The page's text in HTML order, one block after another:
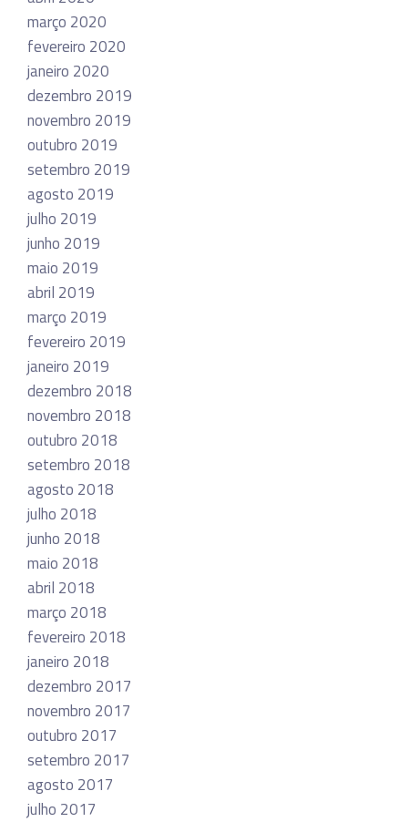
março 2020
fevereiro 2020
janeiro 2020
dezembro 2019
novembro 2019
outubro 2019
setembro 2019
agosto 2019
julho 2019
junho 2019
maio 2019
abril 2019
março 2019
fevereiro 2019
janeiro 2019
dezembro 2018
novembro 2018
outubro 2018
setembro 2018
agosto 2018
julho 2018
junho 2018
maio 2018
abril 2018
março 2018
fevereiro 2018
janeiro 2018
dezembro 2017
novembro 2017
outubro 2017
setembro 2017
agosto 2017
julho 2017